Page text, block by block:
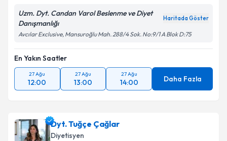
Uzm. Dyt. Candan Varol Beslenme ve Diyet
Danışmanlığı
Haritada Göster
Avcılar Exclusive, Mansuroğlu Mah. 288/4 Sok. No:9/1 A Blok D:75
En Yakın Saatler
27 Ağu
12:00
27 Ağu
13:00
27 Ağu
14:00 Daha Fazla
Dyt. Tuğçe Çağlar
Diyetisyen